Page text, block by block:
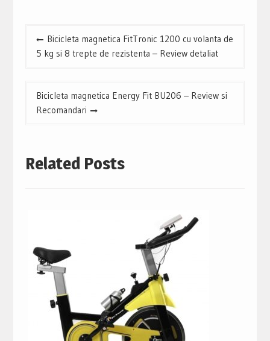
Navigare
Bicicleta magnetica FitTronic 1200 cu volanta de
5 kg si 8 trepte de rezistenta – Review detaliat
Bicicleta magnetica Energy Fit BU206 – Review si
Recomandari
Related Posts